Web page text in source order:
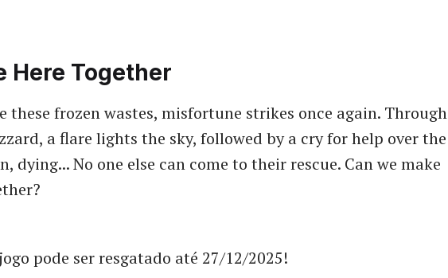
Here Together
these frozen wastes, misfortune strikes once again. Through
a flare lights the sky, followed by a cry for help over the
dying... No one else can come to their rescue. Can we make
pode ser resgatado até 27/12/2025!